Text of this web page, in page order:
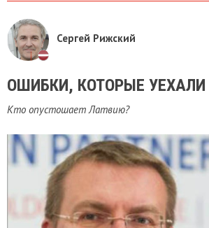
Сергей Рижский
ОШИБКИ, КОТОРЫЕ УЕХАЛИ
Кто опустошает Латвию?